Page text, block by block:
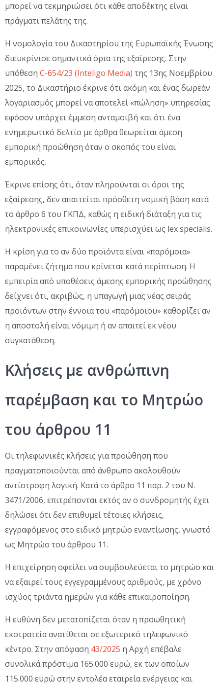
μπορεί να τεκμηριώσει ότι κάθε αποδέκτης είναι
πράγματι πελάτης της.
Η νομολογία του Δικαστηρίου της Ευρωπαϊκής Ένωσης
διευκρίνισε σημαντικά όρια της εξαίρεσης. Στην
υπόθεση C-654/23 (Inteligo Media) της 13ης Νοεμβρίου
2025, το Δικαστήριο έκρινε ότι ακόμη και ένας δωρεάν
λογαριασμός μπορεί να αποτελεί «πώληση» υπηρεσίας
εφόσον υπάρχει έμμεση ανταμοιβή και ότι ένα
ενημερωτικό δελτίο με άρθρα θεωρείται άμεση
εμπορική προώθηση όταν ο σκοπός του είναι
εμπορικός.
Έκρινε επίσης ότι, όταν πληρούνται οι όροι της
εξαίρεσης, δεν απαιτείται πρόσθετη νομική βάση κατά
το άρθρο 6 του ΓΚΠΔ, καθώς η ειδική διάταξη για τις
ηλεκτρονικές επικοινωνίες υπερισχύει ως lex specialis.
Η κρίση για το αν δύο προϊόντα είναι «παρόμοια»
παραμένει ζήτημα που κρίνεται κατά περίπτωση. Η
εμπειρία από υποθέσεις άμεσης εμπορικής προώθησης
δείχνει ότι, ακριβώς, η υπαγωγή μιας νέας σειράς
προϊόντων στην έννοια του «παρόμοιου» καθορίζει αν
η αποστολή είναι νόμιμη ή αν απαιτεί εκ νέου
συγκατάθεση.
Κλήσεις με ανθρώπινη
παρέμβαση και το Μητρώο
του άρθρου 11
Οι τηλεφωνικές κλήσεις για προώθηση που
πραγματοποιούνται από άνθρωπο ακολουθούν
αντίστροφη λογική. Κατά το άρθρο 11 παρ. 2 του Ν.
3471/2006, επιτρέπονται εκτός αν ο συνδρομητής έχει
δηλώσει ότι δεν επιθυμεί τέτοιες κλήσεις,
εγγραφόμενος στο ειδικό μητρώο εναντίωσης, γνωστό
ως Μητρώο του άρθρου 11.
Η επιχείρηση οφείλει να συμβουλεύεται το μητρώο και
να εξαιρεί τους εγγεγραμμένους αριθμούς, με χρόνο
ισχύος τριάντα ημερών για κάθε επικαιροποίηση.
Η ευθύνη δεν μετατοπίζεται όταν η προωθητική
εκστρατεία ανατίθεται σε εξωτερικό τηλεφωνικό
κέντρο. Στην απόφαση 43/2025 η Αρχή επέβαλε
συνολικά πρόστιμα 165.000 ευρώ, εκ των οποίων
115.000 ευρώ στην εντολέα εταιρεία ενέργειας και